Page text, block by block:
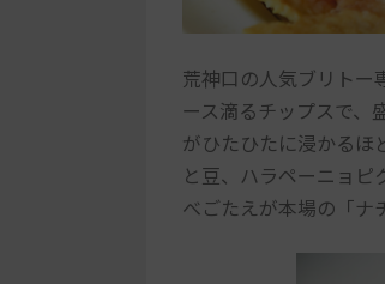
荒神口の人気ブリトー
ース滴るチップスで、
がひたひたに浸かるほ
と豆、ハラペーニョ
べごたえが本場の「ナ